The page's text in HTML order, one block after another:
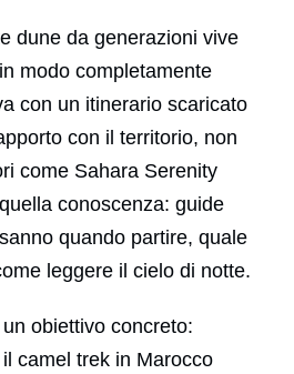
dune da generazioni vive
modo completamente
con un itinerario scaricato
con il territorio, non
come Sahara Serenity
conoscenza: guide
quando partire, quale
leggere il cielo di notte.
obiettivo concreto:
camel trek in Marocco